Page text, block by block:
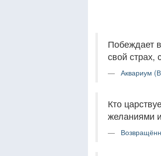
Побеждает
свой страх,
Аквариум
Кто
желаниями